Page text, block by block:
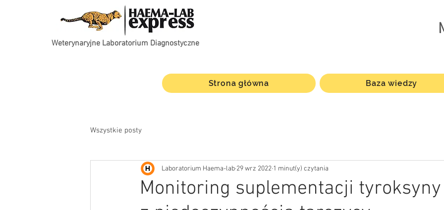
Weterynaryjne Laboratorium Diagnostyczne
Strona główna Baza wiedzy
Wszystkie posty
Monitoring suplementacji
Laboratorium Haema-lab 29 wrz 2022 1 minut(y) czytania